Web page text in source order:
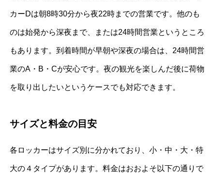
カーDは朝8時30分から夜22時までの営業です。他のも
のは始発から深夜まで、または24時間営業というところ
もあります。到着時間が早朝や深夜の場合は、24時間営
業のA・B・Cが安心です。夜の観光を楽しんだ後に荷物
を取り出したいというケースでも対応できます。
サイズと料金の目安
各ロッカーはサイズ別に分かれており、小・中・大・特
大の４タイプがあります。料金はおおよそ以下の通りで